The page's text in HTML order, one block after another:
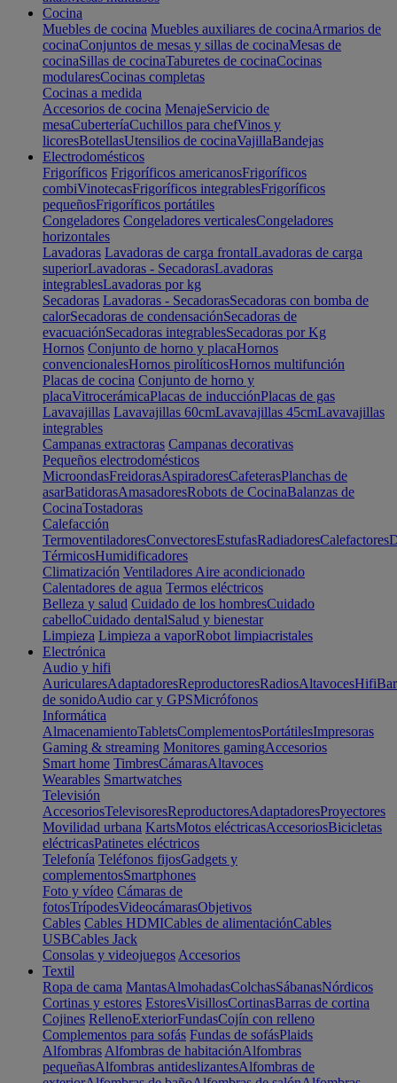
Cocina
Muebles de cocina Muebles auxiliares de cocinaArmarios de
cocinaConjuntos de mesas y sillas de cocinaMesas de
cocinaSillas de cocinaTaburetes de cocinaCocinas
modularesCocinas completas
Cocinas a medida
Accesorios de cocina MenajeServicio de
mesaCuberteríaCuchillos para chefVinos y
licoresBotellasUtensilios de cocinaVajillaBandejas
Electrodomésticos
Frigoríficos Frigoríficos americanosFrigoríficos
combiVinotecasFrigoríficos integrablesFrigoríficos
pequeñosFrigoríficos portátiles
Congeladores Congeladores verticalesCongeladores
horizontales
Lavadoras Lavadoras de carga frontalLavadoras de carga
superiorLavadoras - SecadorasLavadoras
integrablesLavadoras por kg
Secadoras Lavadoras - SecadorasSecadoras con bomba de
calorSecadoras de condensaciónSecadoras de
evacuaciónSecadoras integrablesSecadoras por Kg
Hornos Conjunto de horno y placaHornos
convencionalesHornos pirolíticosHornos multifunción
Placas de cocina Conjunto de horno y
placaVitrocerámicaPlacas de inducciónPlacas de gas
Lavavajillas Lavavajillas 60cmLavavajillas 45cmLavavajillas
integrables
Campanas extractoras Campanas decorativas
Pequeños electrodomésticos
MicroondasFreidorasAspiradoresCafeterasPlanchas de
asarBatidorasAmasadoresRobots de CocinaBalanzas de
CocinaTostadoras
Calefacción
TermoventiladoresConvectoresEstufasRadiadoresCalefactores
TérmicosHumidificadores
Climatización Ventiladores Aire acondicionado
Calentadores de agua Termos eléctricos
Belleza y salud Cuidado de los hombresCuidado
cabelloCuidado dentalSalud y bienestar
Limpieza Limpieza a vaporRobot limpiacristales
Electrónica
Audio y hifi
AuricularesAdaptadoresReproductoresRadiosAltavocesHifi
de sonidoAudio car y GPSMicrófonos
Informática
AlmacenamientoTabletsComplementosPortátilesImpresoras
Gaming & streaming Monitores gamingAccesorios
Smart home TimbresCámarasAltavoces
Wearables Smartwatches
Televisión
AccesoriosTelevisoresReproductoresAdaptadoresProyectores
Movilidad urbana KartsMotos eléctricasAccesoriosBicicletas
eléctricasPatinetes eléctricos
Telefonía Teléfonos fijosGadgets y
complementosSmartphones
Foto y vídeo Cámaras de
fotosTrípodesVideocámarasObjetivos
Cables Cables HDMICables de alimentaciónCables
USBCables Jack
Consolas y videojuegos Accesorios
Textil
Ropa de cama MantasAlmohadasColchasSábanasNórdicos
Cortinas y estores EstoresVisillosCortinasBarras de cortina
Cojines RellenoExteriorFundasCojín con relleno
Complementos para sofás Fundas de sofásPlaids
Alfombras Alfombras de habitaciónAlfombras
pequeñasAlfombras antideslizantesAlfombras de